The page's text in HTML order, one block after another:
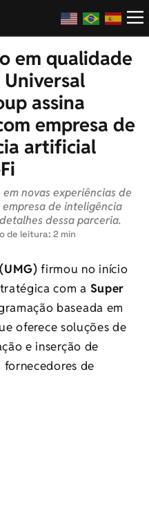
em qualidade
assina
empresa de
artificial
novas experiências de
de inteligência
dessa parceria.
de leitura: 2 min
firmou no início
com a Super
baseada em
oferece soluções de
e inserção de
de